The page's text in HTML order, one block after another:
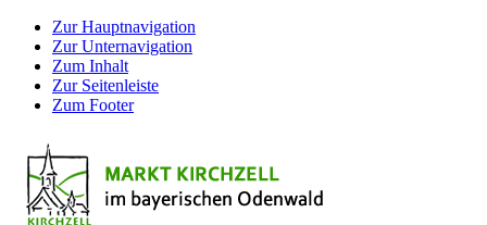
Zur Hauptnavigation
Zur Unternavigation
Zum Inhalt
Zur Seitenleiste
Zum Footer